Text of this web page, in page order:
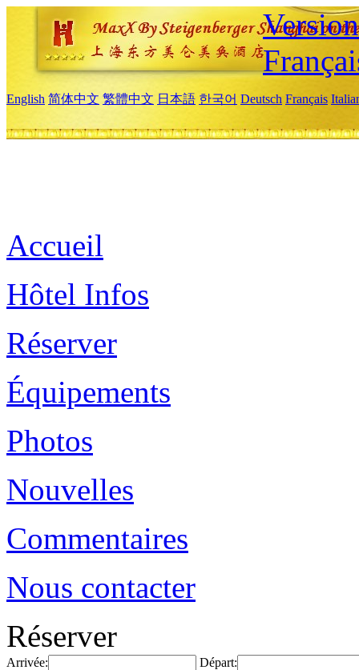
English 简体中文 繁體中文 日本語 한국어 Deutsch Français
Accueil
Hôtel Infos
Réserver
Équipements
Photos
Nouvelles
Commentaires
Nous contacter
Réserver
Arrivée: Départ: